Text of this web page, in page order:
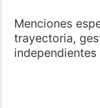
Menciones
trayectoria,